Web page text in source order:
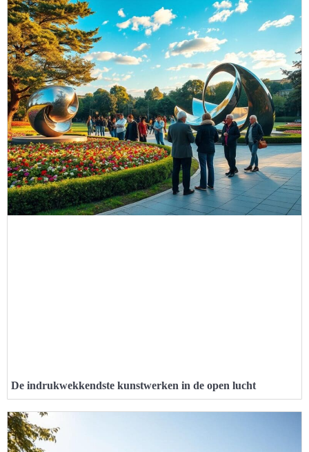
De indrukwekkendste kunstwerken in de open lucht